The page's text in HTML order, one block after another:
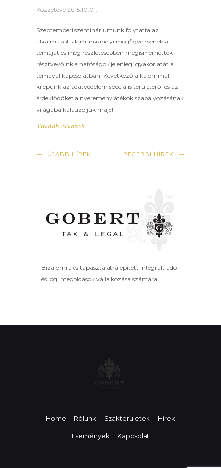
Közzétéve 2015.10.01.
Szeptemberi szemináriumunk folytatta az
alkalmazottak munkahelyi megfigyelésének a
témáját és még részletesebben megismerhették
résztvevőink a hatóságok jelenlegi gyakorlatát a
témával kapcsolatban. Következő alkalommal
kilépünk az adatvédelem speciális területéről és az
érdeklődőket a nyereményjátékok szabályozásának
világába kalauzoljuk majd!
Tovább olvasok
ÚJABB HÍREK RÉGEBBI HÍREK
Bizalomra és tapasztalatra épített integrált adó
és jogi megoldások vállalkozása számára
Home Rólunk Szakterületek Hírek
Események Kapcsolat